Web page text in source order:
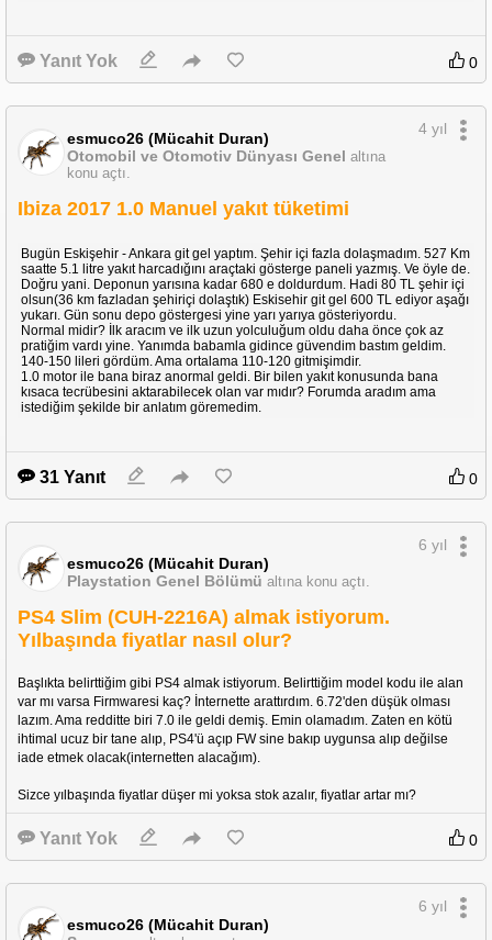
Yanıt Yok 0
esmuco26 (Mücahit Duran)
Otomobil ve Otomotiv Dünyası Genel altına
konu açtı.
4 yıl
Ibiza 2017 1.0 Manuel yakıt tüketimi
Bugün Eskişehir - Ankara git gel yaptım. Şehir içi fazla dolaşmadım. 527 Km
saatte 5.1 litre yakıt harcadığını araçtaki gösterge paneli yazmış. Ve öyle de.
Doğru yani. Deponun yarısına kadar 680 e doldurdum. Hadi 80 TL şehir içi
olsun(36 km fazladan şehiriçi dolaştık) Eskisehir git gel 600 TL ediyor aşağı
yukarı. Gün sonu depo göstergesi yine yarı yarıya gösteriyordu.
Normal midir? İlk aracım ve ilk uzun yolculuğum oldu daha önce çok az
pratiğim vardı yine. Yanımda babamla gidince güvendim bastım geldim.
140-150 lileri gördüm. Ama ortalama 110-120 gitmişimdir.
1.0 motor ile bana biraz anormal geldi. Bir bilen yakıt konusunda bana
kısaca tecrübesini aktarabilecek olan var mıdır? Forumda aradım ama
istediğim şekilde bir anlatım göremedim.
31 Yanıt 0
esmuco26 (Mücahit Duran)
Playstation Genel Bölümü altına konu açtı.
6 yıl
PS4 Slim (CUH-2216A) almak istiyorum.
Yılbaşında fiyatlar nasıl olur?
Başlıkta belirttiğim gibi PS4 almak istiyorum. Belirttiğim model kodu ile alan
var mı varsa Firmwaresi kaç? İnternette arattırdım. 6.72'den düşük olması
lazım. Ama redditte biri 7.0 ile geldi demiş. Emin olamadım. Zaten en kötü
ihtimal ucuz bir tane alıp, PS4'ü açıp FW sine bakıp uygunsa alıp değilse
iade etmek olacak(internetten alacağım).
Sizce yılbaşında fiyatlar düşer mi yoksa stok azalır, fiyatlar artar mı?
Yanıt Yok 0
esmuco26 (Mücahit Duran)
6 yıl